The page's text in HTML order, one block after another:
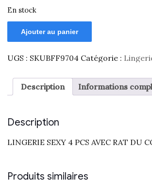
En stock
Ajouter au panier
UGS : SKUBFF9704 Catégorie :
Description Informations
Description
LINGERIE SEXY 4 PCS AVEC RAT DU
Produits similaires